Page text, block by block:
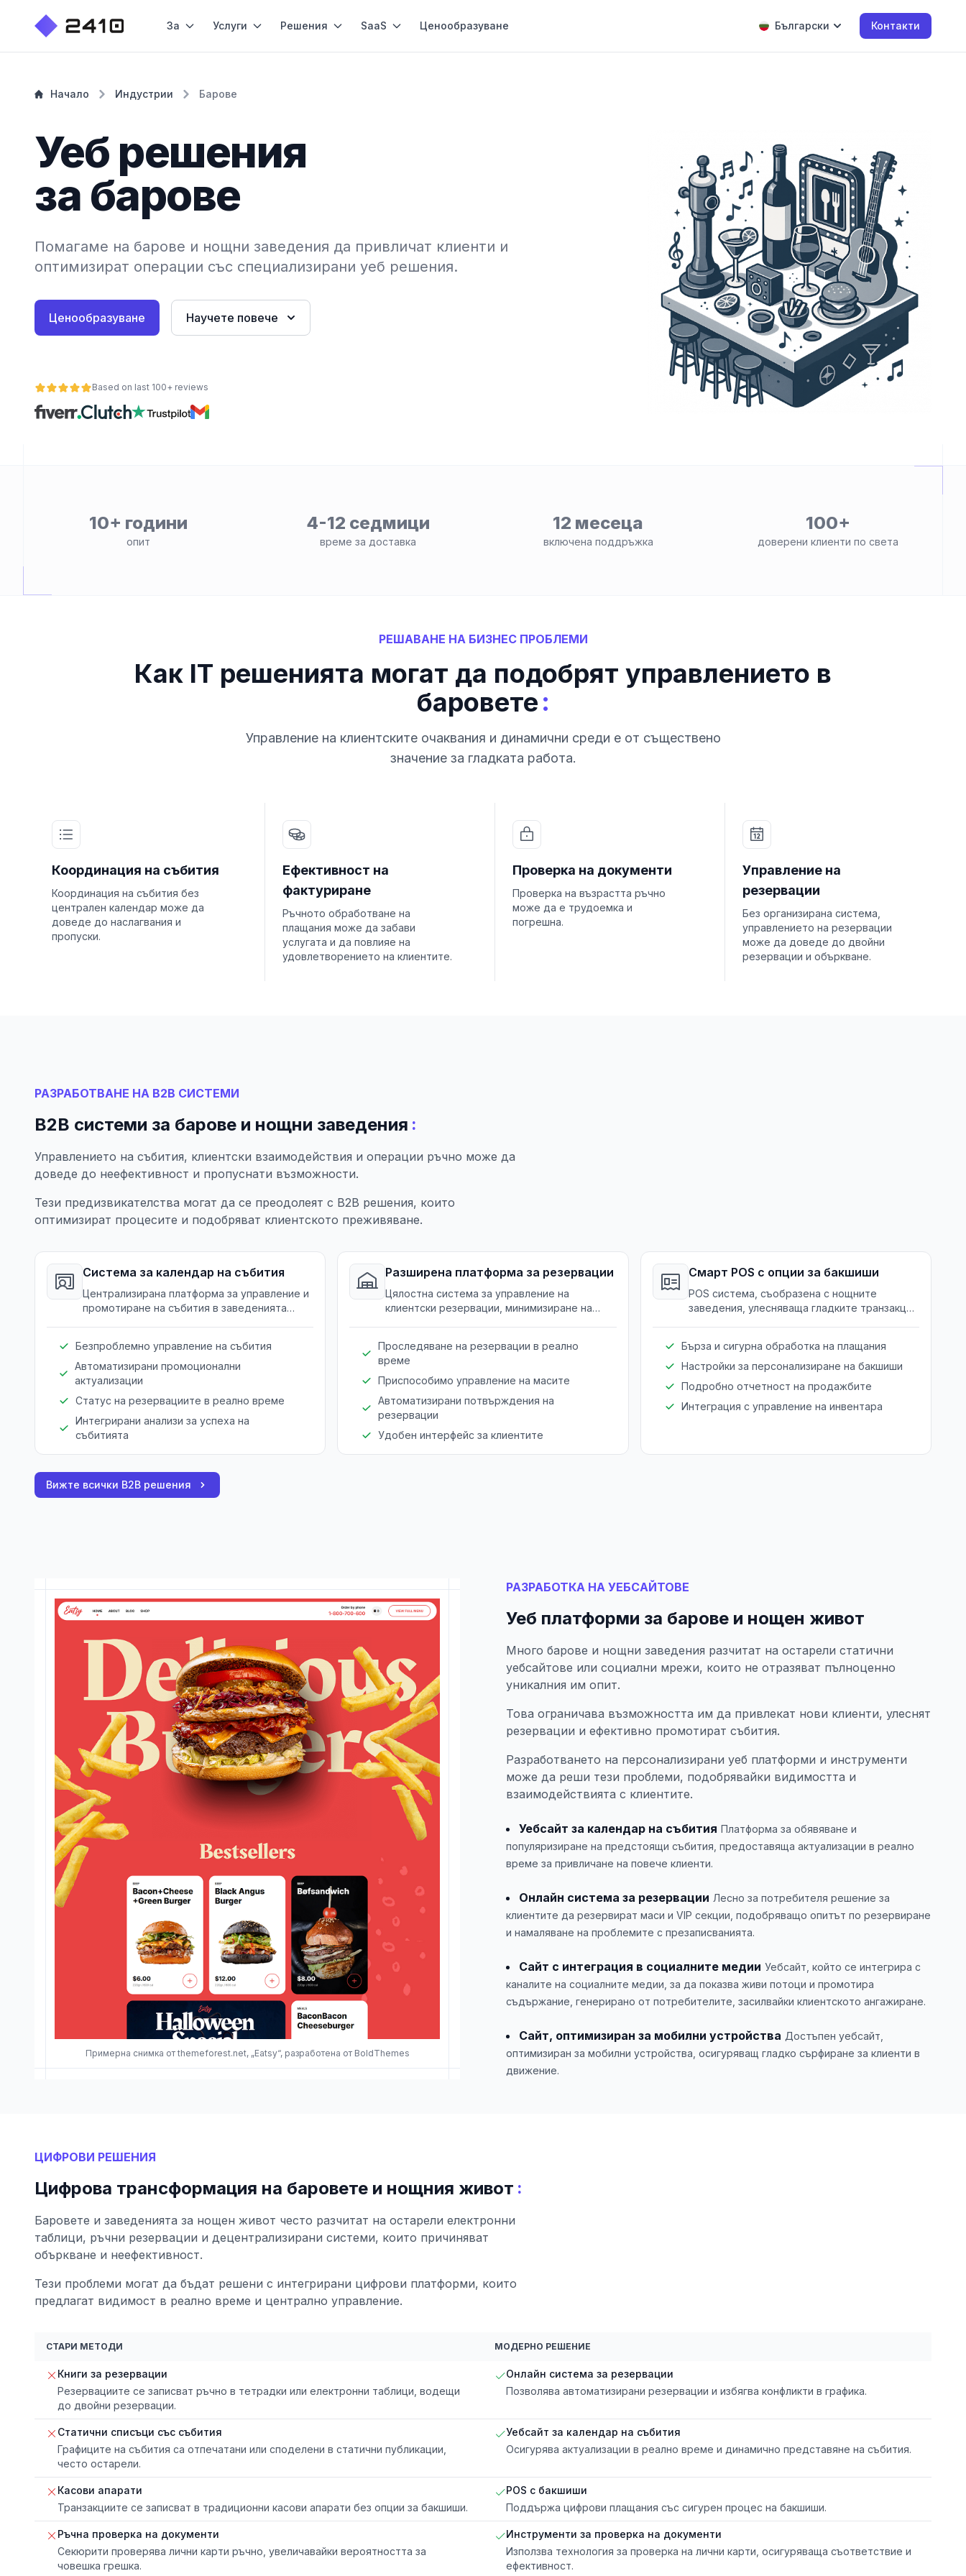
За Услуги Решения SaaS Ценообразуване Български Контакти
Начало Индустрии Барове
Уеб решения
за барове
Помагаме на барове и нощни заведения да привличат клиенти и
оптимизират операции със специализирани уеб решения.
Ценообразуване Научете повече
Based on last 100+ reviews
10+ години
опит
4-12 седмици
време за доставка
12 месеца
включена поддръжка
100+
доверени клиенти по света
РЕШАВАНЕ НА БИЗНЕС ПРОБЛЕМИ
Как IT решенията могат да подобрят управлението в
баровете:
Управление на клиентските очаквания и динамични среди е от съществено
значение за гладката работа.
Координация на събития
Координация на събития без
централен календар може да
доведе до наслагвания и
пропуски.
Ефективност на
фактуриране
Ръчното обработване на
плащания може да забави
услугата и да повлияе на
удовлетворението на клиентите.
Проверка на документи
Проверка на възрастта ръчно
може да е трудоемка и
погрешна.
Управление на
резервации
Без организирана система,
управлението на резервации
може да доведе до двойни
резервации и объркване.
РАЗРАБОТВАНЕ НА B2B СИСТЕМИ
B2B системи за барове и нощни заведения :
Управлението на събития, клиентски взаимодействия и операции ръчно може да
доведе до неефективност и пропуснати възможности.
Тези предизвикателства могат да се преодолеят с B2B решения, които
оптимизират процесите и подобряват клиентското преживяване.
Система за календар на събития
Централизирана платформа за управление и
промотиране на събития в заведенията
Безпроблемно управление на събития
Автоматизирани промоционални
актуализации
Статус на резервациите в реално време
Интегрирани анализи за успеха на
събитията
Разширена платформа за резервации
Цялостна система за управление на
клиентски резервации, минимизиране на
Проследяване на резервации в реално
време
Приспособимо управление на масите
Автоматизирани потвърждения на
резервации
Удобен интерфейс за клиентите
Смарт POS с опции за бакшиши
POS система, съобразена с нощните
заведения, улесняваща гладките транзакции
бакшиши.
Бърза и сигурна обработка на плащания
Настройки за персонализиране на бакшиши
Подробно отчетност на продажбите
Интеграция с управление на инвентара
Вижте всички B2B решения
Примерна снимка от themeforest.net, „Eatsy“, разработена от BoldThemes
РАЗРАБОТКА НА УЕБСАЙТОВЕ
Уеб платформи за барове и нощен живот
Много барове и нощни заведения разчитат на остарели статични
уебсайтове или социални мрежи, които не отразяват пълноценно
уникалния им опит.
Това ограничава възможността им да привлекат нови клиенти, улеснят
резервации и ефективно промотират събития.
Разработването на персонализирани уеб платформи и инструменти
може да реши тези проблеми, подобрявайки видимостта и
взаимодействията с клиентите.
Уебсайт за календар на събития Платформа за обявяване и
популяризиране на предстоящи събития, предоставяща актуализации в реално
време за привличане на повече клиенти.
Онлайн система за резервации Лесно за потребителя решение за
клиентите да резервират маси и VIP секции, подобряващо опитът по резервиране
и намаляване на проблемите с презаписванията.
Сайт с интеграция в социалните медии Уебсайт, който се интегрира с
каналите на социалните медии, за да показва живи потоци и промотира
съдържание, генерирано от потребителите, засилвайки клиентското ангажиране.
Сайт, оптимизиран за мобилни устройства Достъпен уебсайт,
оптимизиран за мобилни устройства, осигуряващ гладко сърфиране за клиенти в
движение.
ЦИФРОВИ РЕШЕНИЯ
Цифрова трансформация на баровете и нощния живот :
Баровете и заведенията за нощен живот често разчитат на остарели електронни
таблици, ръчни резервации и децентрализирани системи, които причиняват
объркване и неефективност.
Тези проблеми могат да бъдат решени с интегрирани цифрови платформи, които
предлагат видимост в реално време и централно управление.
СТАРИ МЕТОДИ МОДЕРНО РЕШЕНИЕ
Книги за резервации
Резервациите се записват ръчно в тетрадки или електронни таблици, водещи
до двойни резервации.
Онлайн система за резервации
Позволява автоматизирани резервации и избягва конфликти в графика.
Статични списъци със събития
Графиците на събития са отпечатани или споделени в статични публикации,
често остарели.
Уебсайт за календар на събития
Осигурява актуализации в реално време и динамично представяне на събития.
Касови апарати
Транзакциите се записват в традиционни касови апарати без опции за бакшиши.
POS с бакшиши
Поддържа цифрови плащания със сигурен процес на бакшиши.
Ръчна проверка на документи
Секюрити проверява лични карти ръчно, увеличавайки вероятността за
човешка грешка.
Инструменти за проверка на документи
Използва технология за проверка на лични карти, осигуряваща съответствие и
ефективност.